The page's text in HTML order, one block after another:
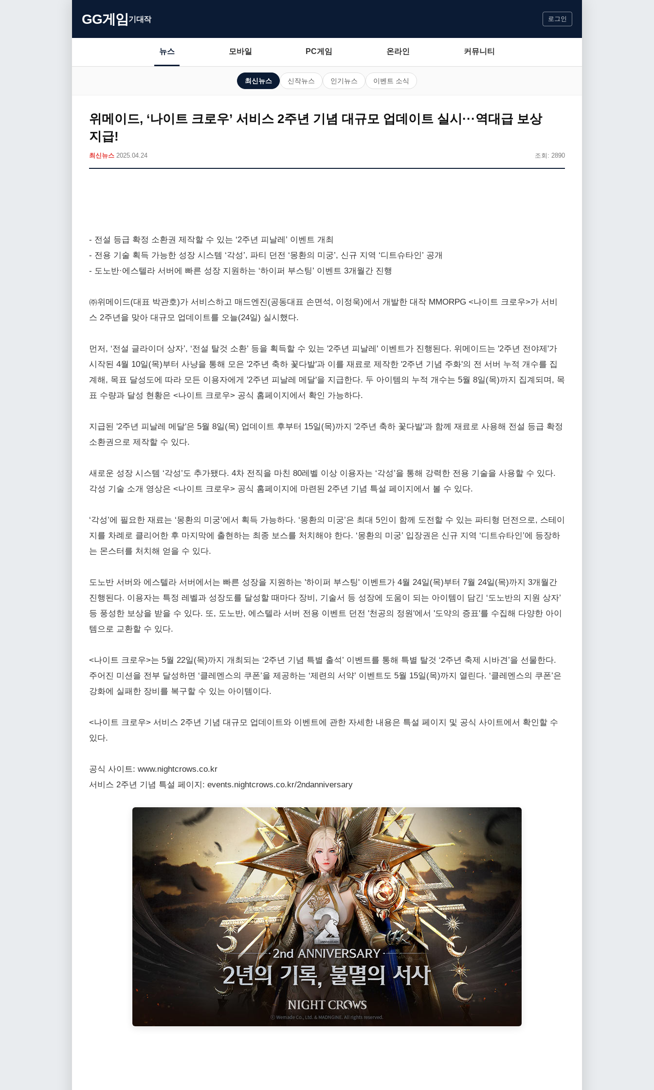
GG게임기대작 로그인
뉴스 모바일 PC게임 온라인 커뮤니티
최신뉴스 신작뉴스 인기뉴스 이벤트 소식
위메이드, ‘나이트 크로우’ 서비스 2주년 기념 대규모 업데이트 실시···역대급 보상
지급!
최신뉴스 2025.04.24 조회: 2890
- 전설 등급 확정 소환권 제작할 수 있는 ‘2주년 피날레’ 이벤트 개최
- 전용 기술 획득 가능한 성장 시스템 ‘각성’, 파티 던전 ‘몽환의 미궁’, 신규 지역 ‘디트슈타인’ 공개
- 도노반·에스텔라 서버에 빠른 성장 지원하는 ‘하이퍼 부스팅’ 이벤트 3개월간 진행
㈜위메이드(대표 박관호)가 서비스하고 매드엔진(공동대표 손면석, 이정욱)에서 개발한 대작 MMORPG <나이트 크로우>가 서비
스 2주년을 맞아 대규모 업데이트를 오늘(24일) 실시했다.
먼저, ‘전설 글라이더 상자’, ‘전설 탈것 소환’ 등을 획득할 수 있는 '2주년 피날레' 이벤트가 진행된다. 위메이드는 '2주년 전야제'가
시작된 4월 10일(목)부터 사냥을 통해 모은 '2주년 축하 꽃다발'과 이를 재료로 제작한 '2주년 기념 주화'의 전 서버 누적 개수를 집
계해, 목표 달성도에 따라 모든 이용자에게 '2주년 피날레 메달'을 지급한다. 두 아이템의 누적 개수는 5월 8일(목)까지 집계되며, 목
표 수량과 달성 현황은 <나이트 크로우> 공식 홈페이지에서 확인 가능하다.
지급된 '2주년 피날레 메달'은 5월 8일(목) 업데이트 후부터 15일(목)까지 '2주년 축하 꽃다발'과 함께 재료로 사용해 전설 등급 확정
소환권으로 제작할 수 있다.
새로운 성장 시스템 ‘각성’도 추가됐다. 4차 전직을 마친 80레벨 이상 이용자는 ‘각성’을 통해 강력한 전용 기술을 사용할 수 있다.
각성 기술 소개 영상은 <나이트 크로우> 공식 홈페이지에 마련된 2주년 기념 특설 페이지에서 볼 수 있다.
‘각성’에 필요한 재료는 ‘몽환의 미궁’에서 획득 가능하다. ‘몽환의 미궁’은 최대 5인이 함께 도전할 수 있는 파티형 던전으로, 스테이
지를 차례로 클리어한 후 마지막에 출현하는 최종 보스를 처치해야 한다. ‘몽환의 미궁’ 입장권은 신규 지역 ‘디트슈타인’에 등장하
는 몬스터를 처치해 얻을 수 있다.
도노반 서버와 에스텔라 서버에서는 빠른 성장을 지원하는 '하이퍼 부스팅' 이벤트가 4월 24일(목)부터 7월 24일(목)까지 3개월간
진행된다. 이용자는 특정 레벨과 성장도를 달성할 때마다 장비, 기술서 등 성장에 도움이 되는 아이템이 담긴 ‘도노반의 지원 상자’
등 풍성한 보상을 받을 수 있다. 또, 도노반, 에스텔라 서버 전용 이벤트 던전 '천공의 정원'에서 '도약의 증표'를 수집해 다양한 아이
템으로 교환할 수 있다.
<나이트 크로우>는 5월 22일(목)까지 개최되는 ‘2주년 기념 특별 출석’ 이벤트를 통해 특별 탈것 ‘2주년 축제 시바견’을 선물한다.
주어진 미션을 전부 달성하면 ‘클레멘스의 쿠폰’을 제공하는 ‘제련의 서약’ 이벤트도 5월 15일(목)까지 열린다. ‘클레멘스의 쿠폰’은
강화에 실패한 장비를 복구할 수 있는 아이템이다.
<나이트 크로우> 서비스 2주년 기념 대규모 업데이트와 이벤트에 관한 자세한 내용은 특설 페이지 및 공식 사이트에서 확인할 수
있다.
공식 사이트: www.nightcrows.co.kr
서비스 2주년 기념 특설 페이지: events.nightcrows.co.kr/2ndanniversary